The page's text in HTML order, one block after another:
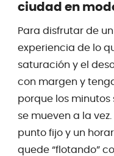
ciudad en
Para disfrutar de
experiencia de lo
saturación y el
con margen y
porque los
se mueven a la
punto fijo y un
quede “flotando”